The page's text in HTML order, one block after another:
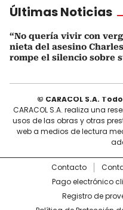
Últimas Noticias
“No quería vivir con
nieta del asesino
rompe el silencio sobre
© CARACOL S.A.
CARACOL S.A. realiza una
usos de las obras y otras
web a medios de lectura
Contacto
Pago electrónico
Registro de